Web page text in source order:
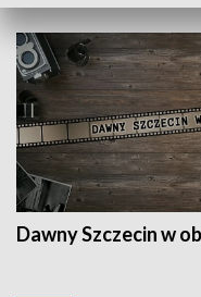
Dawny Szczecin w